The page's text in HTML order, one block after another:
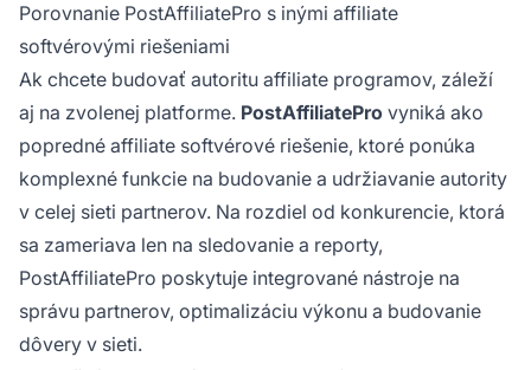
Porovnanie PostAffiliatePro s inými affiliate
softvérovými riešeniami
Ak chcete budovať autoritu affiliate programov, záleží
aj na zvolenej platforme. PostAffiliatePro vyniká ako
popredné affiliate softvérové riešenie, ktoré ponúka
komplexné funkcie na budovanie a udržiavanie autority
v celej sieti partnerov. Na rozdiel od konkurencie, ktorá
sa zameriava len na sledovanie a reporty,
PostAffiliatePro poskytuje integrované nástroje na
správu partnerov, optimalizáciu výkonu a budovanie
dôvery v sieti.